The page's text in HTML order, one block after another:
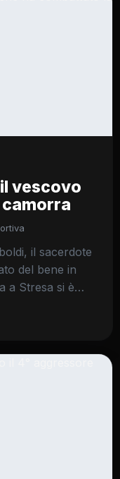
vescovo
il sacerdote
del bene in
a Stresa si è…